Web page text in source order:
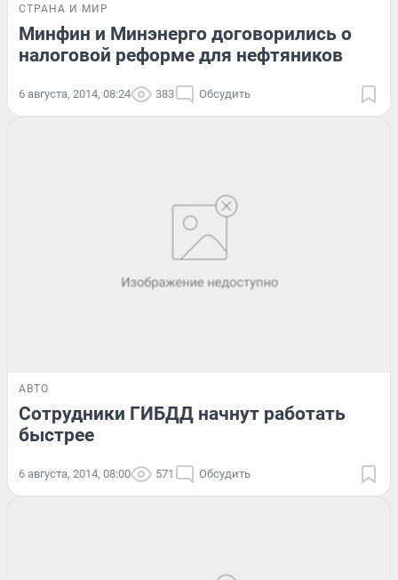
СТРАНА И МИР
Минфин и Минэнерго договорились о
налоговой реформе для нефтяников
6 августа, 2014, 08:24 383 Обсудить
АВТО
Сотрудники ГИБДД начнут работать
быстрее
6 августа, 2014, 08:00 571 Обсудить